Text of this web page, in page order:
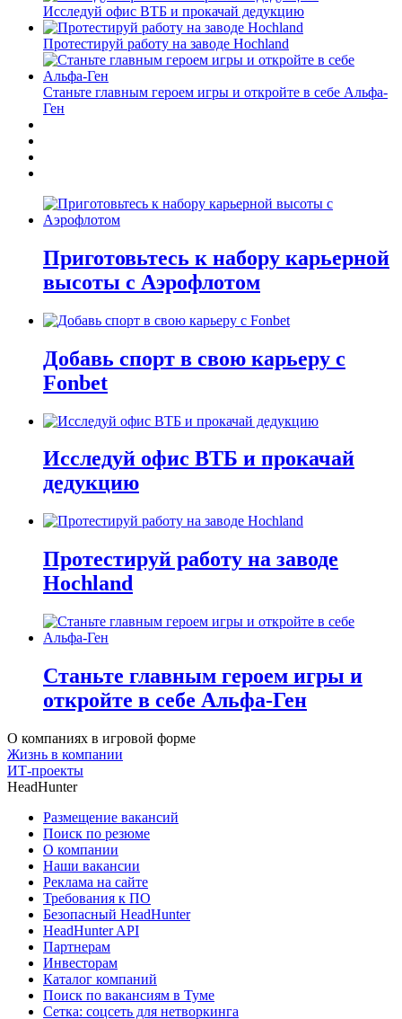
Исследуй офис ВТБ и прокачай дедукцию
Протестируй работу на заводе Hochland
Станьте главным героем игры и откройте в себе Альфа-
Ген
Приготовьтесь к набору карьерной
высоты с Аэрофлотом
Добавь спорт в свою карьеру с
Fonbet
Исследуй офис ВТБ и прокачай
дедукцию
Протестируй работу на заводе
Hochland
Станьте главным героем игры и
откройте в себе Альфа-Ген
О компаниях в игровой форме
Жизнь в компании
ИТ-проекты
HeadHunter
Размещение вакансий
Поиск по резюме
О компании
Наши вакансии
Реклама на сайте
Требования к ПО
Безопасный HeadHunter
HeadHunter API
Партнерам
Инвесторам
Каталог компаний
Поиск по вакансиям в Туме
Сетка: соцсеть для нетворкинга